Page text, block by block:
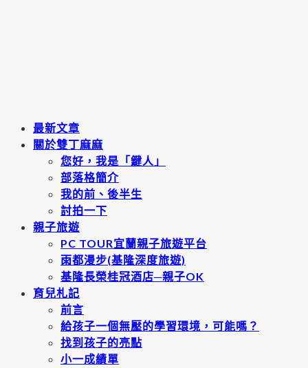
最新文章
關於雙丁麻麻
您好，我是「鍵人」
部落格簡介
我的前、後半生
討拍一下
親子旅遊
PC TOUR宜蘭親子旅遊平台
雨都漫步(基隆深度旅遊)
基隆長榮桂冠酒店─親子OK
育兒札記
前言
給孩子一個無壓的學習環境，可能嗎？
找到孩子的亮點
小一成績單